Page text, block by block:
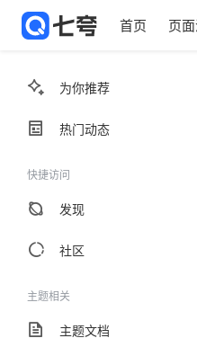
首页 页
为你推荐
热门动态
快捷访问
发现
社区
主题相关
主题文档